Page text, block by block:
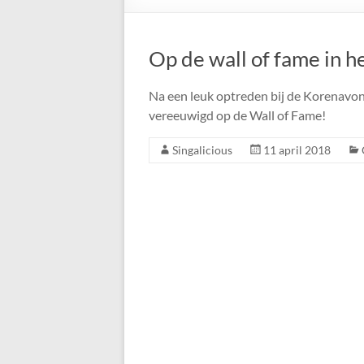
Op de wall of fame in
Na een leuk optreden bij de
vereeuwigd op de Wall of Fame!
Singalicious 11 april 2018